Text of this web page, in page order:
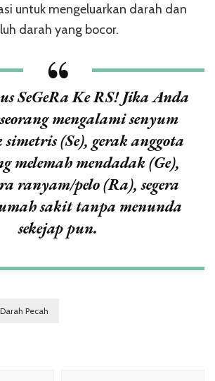
untuk mengeluarkan darah dan
darah yang bocor.
SeGeRa Ke RS!Jika Anda
mengalami senyum
(Se), gerak anggota
melemah mendadak (Ge),
ranyam/pelo (Ra), segera
sakit tanpa menunda
sekejap pun.
Pecah